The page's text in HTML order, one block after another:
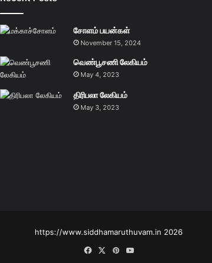
சோளம் பயன்கள்
November 15, 2024
வெண்பூசணி லேகியம்
May 4, 2023
திரிபலா லேகியம்
May 3, 2023
https://www.siddhamaruthuvam.in 2026
FacebookPinterestYouTube